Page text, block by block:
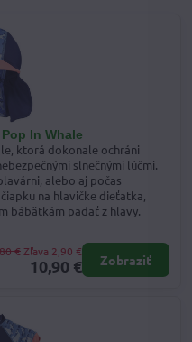
In Whale
ktorá dokonale ochráni
slnečnými lúčmi.
alebo aj počas
na hlavičke dieťatka,
bábätkám padať z hlavy.
10,90 €
€ Zľava 2,90 €
Zobraziť